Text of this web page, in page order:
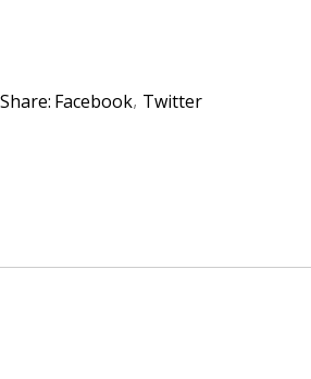
Share: Facebook Twitter